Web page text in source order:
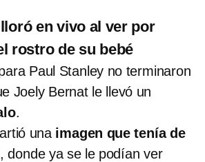
en vivo al ver por
rostro de su bebé
Paul Stanley no terminaron
Joely Bernat le llevó un
.
una imagen que tenía de
, donde ya se le podían ver